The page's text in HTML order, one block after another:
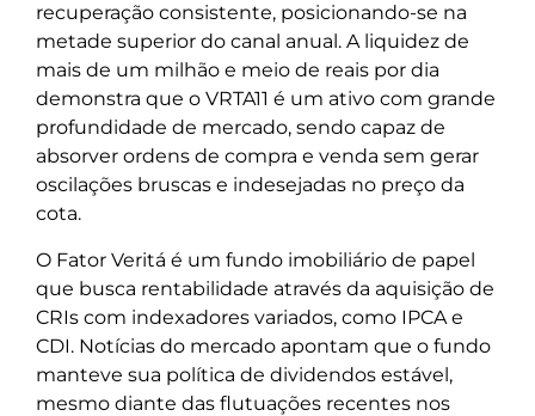
recuperação consistente, posicionando-se na
metade superior do canal anual. A liquidez de
mais de um milhão e meio de reais por dia
demonstra que o VRTA11 é um ativo com grande
profundidade de mercado, sendo capaz de
absorver ordens de compra e venda sem gerar
oscilações bruscas e indesejadas no preço da
cota.
O Fator Veritá é um fundo imobiliário de papel
que busca rentabilidade através da aquisição de
CRIs com indexadores variados, como IPCA e
CDI. Notícias do mercado apontam que o fundo
manteve sua política de dividendos estável,
mesmo diante das flutuações recentes nos